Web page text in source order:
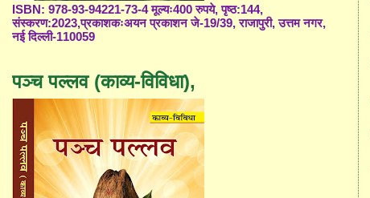
ISBN: 978-93-94221-73-4 मूल्यः400 रुपये, पृष्ठ:144,
संस्करण:2023,प्रकाशकःअयन प्रकाशन जे-19/39, राजापुरी, उत्तम नगर,
नई दिल्ली-110059
पञ्च पल्लव (काव्य-विविधा),